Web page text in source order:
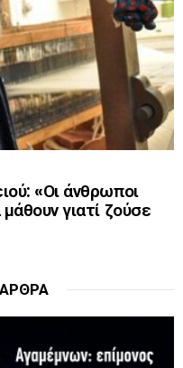
«Οι άνθρωποι
γιατί ζούσε